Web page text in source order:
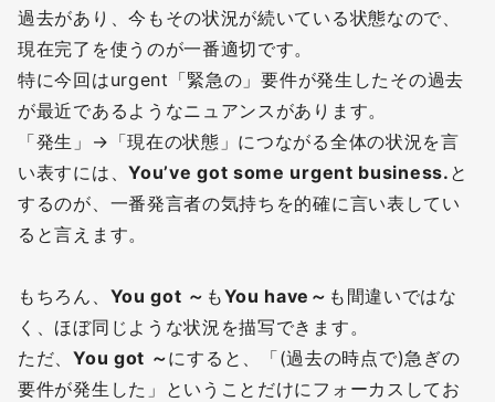
過去があり、今もその状況が続いている状態なので、
現在完了を使うのが一番適切です。
特に今回はurgent「緊急の」要件が発生したその過去
が最近であるようなニュアンスがあります。
「発生」→「現在の状態」につながる全体の状況を言
い表すには、You’ve got some urgent business. と
するのが、一番発言者の気持ちを的確に言い表してい
ると言えます。
もちろん、 You got ～ もYou have～ も間違いではな
く、ほぼ同じような状況を描写できます。
ただ、You got ～にすると、「(過去の時点で)急ぎの
要件が発生した」ということだけにフォーカスしてお